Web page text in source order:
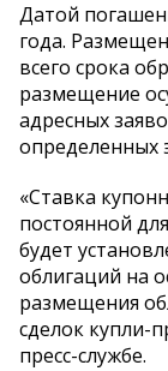
Датой
года.
всего срока
размещение
адресных
определенных
«Ставка
постоянной
будет
облигаций на
размещения
сделок купли-
пресс-службе.